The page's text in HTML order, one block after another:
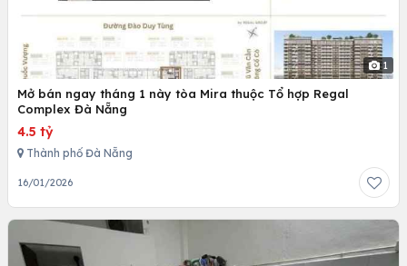
1
Mở bán ngay tháng 1 này tòa Mira thuộc Tổ hợp Regal
Complex Đà Nẵng
4.5 tỷ
Thành phố Đà Nẵng
16/01/2026